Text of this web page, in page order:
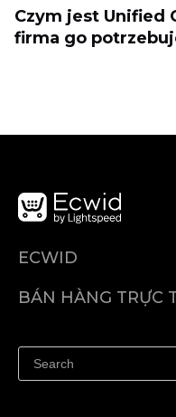
Czym jest Unified
firma go
ECWID
Trung tâm trợ giúp
BÁN HÀNG TRỰC
Quảng bá ở bất cứ đâu
Kiểm soát mọi thứ